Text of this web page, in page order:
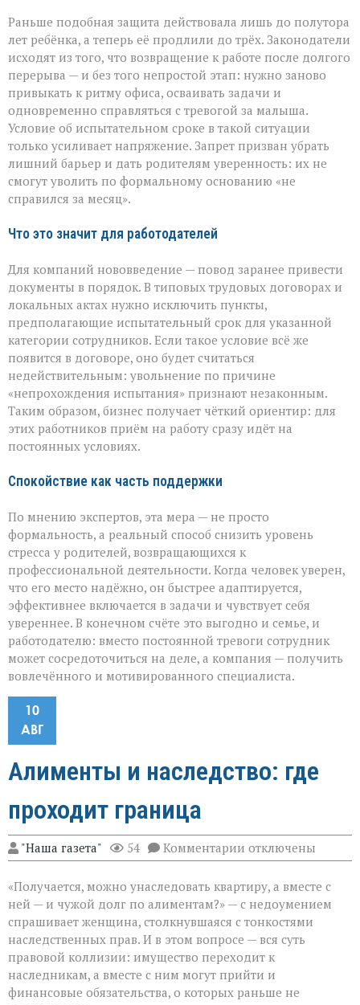
Раньше подобная защита действовала лишь до полутора
лет ребёнка, а теперь её продлили до трёх. Законодатели
исходят из того, что возвращение к работе после долгого
перерыва — и без того непростой этап: нужно заново
привыкать к ритму офиса, осваивать задачи и
одновременно справляться с тревогой за малыша.
Условие об испытательном сроке в такой ситуации
только усиливает напряжение. Запрет призван убрать
лишний барьер и дать родителям уверенность: их не
смогут уволить по формальному основанию «не
справился за месяц».
Что это значит для работодателей
Для компаний нововведение — повод заранее привести
документы в порядок. В типовых трудовых договорах и
локальных актах нужно исключить пункты,
предполагающие испытательный срок для указанной
категории сотрудников. Если такое условие всё же
появится в договоре, оно будет считаться
недействительным: увольнение по причине
«непрохождения испытания» признают незаконным.
Таким образом, бизнес получает чёткий ориентир: для
этих работников приём на работу сразу идёт на
постоянных условиях.
Спокойствие как часть поддержки
По мнению экспертов, эта мера — не просто
формальность, а реальный способ снизить уровень
стресса у родителей, возвращающихся к
профессиональной деятельности. Когда человек уверен,
что его место надёжно, он быстрее адаптируется,
эффективнее включается в задачи и чувствует себя
увереннее. В конечном счёте это выгодно и семье, и
работодателю: вместо постоянной тревоги сотрудник
может сосредоточиться на деле, а компания — получить
вовлечённого и мотивированного специалиста.
10
АВГ
Алименты и наследство: где
проходит граница
"Наша газета" 54 Комментарии к
записи
и
наследство:
проходит
граница
отключены
«Получается, можно унаследовать квартиру, а вместе с
ней — и чужой долг по алиментам?» — с недоумением
спрашивает женщина, столкнувшаяся с тонкостями
наследственных прав. И в этом вопросе — вся суть
правовой коллизии: имущество переходит к
наследникам, а вместе с ним могут прийти и
финансовые обязательства, о которых раньше не